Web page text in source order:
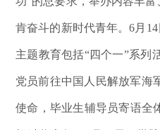
肯奋斗的新时代青年。6月
主题教育包括“四个一”系列
党员前往中国人民解放军海
使命 ， 毕业生辅导员寄语全